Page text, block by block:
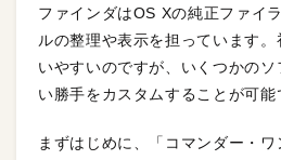
ファインダはOS Xの純正ファイ
ルの整理や表示を担っています
いやすいのですが、いくつかの
い勝手をカスタムすることが可能
まずはじめに、「コマンダー・